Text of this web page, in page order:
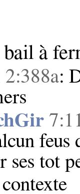
bail à
2:388a:
feus
ses tot
contexte